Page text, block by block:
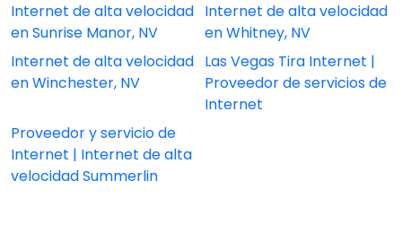
Internet de alta velocidad
en Sunrise Manor, NV
Internet de alta velocidad
en Whitney, NV
Internet de alta velocidad
en Winchester, NV
Las Vegas Tira Internet |
Proveedor de servicios de
Internet
Proveedor y servicio de
Internet | Internet de alta
velocidad Summerlin